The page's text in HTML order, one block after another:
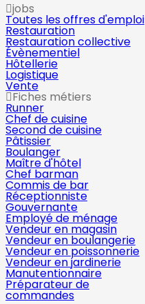
jobs
Toutes les offres d'emploi
Restauration
Restauration collective
Évènementiel
Hôtellerie
Logistique
Vente
Fiches métiers
Runner
Chef de cuisine
Second de cuisine
Pâtissier
Boulanger
Maître d'hôtel
Chef barman
Commis de bar
Réceptionniste
Gouvernante
Employé de ménage
Vendeur en magasin
Vendeur en boulangerie
Vendeur en poissonnerie
Vendeur en jardinerie
Manutentionnaire
Préparateur de
commandes